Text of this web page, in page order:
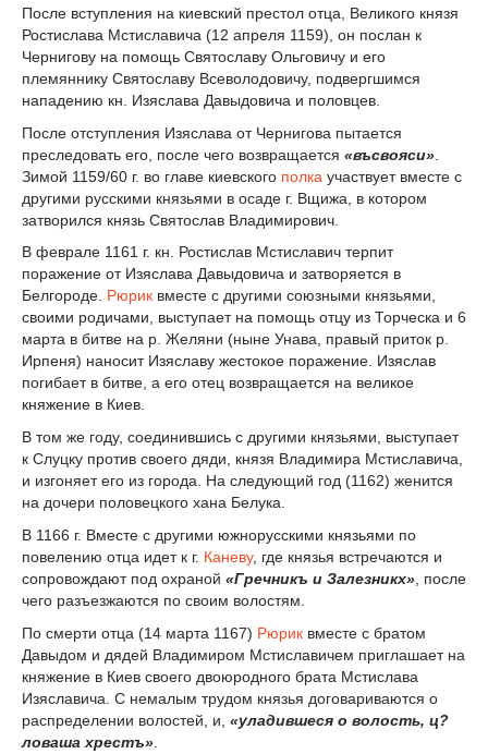
После вступления на киевский престол отца, Великого князя
Ростислава Мстиславича (12 апреля 1159), он послан к
Чернигову на помощь Святославу Ольговичу и его
племяннику Святославу Всеволодовичу, подвергшимся
нападению кн. Изяслава Давыдовича и половцев.
После отступления Изяслава от Чернигова пытается
преследовать его, после чего возвращается «въсвояси»
Зимой 1159/60 г. во главе киевского полка участвует вместе с
другими русскими князьями в осаде г. Вщижа, в котором
затворился князь Святослав Владимирович.
В феврале 1161 г. кн. Ростислав Мстиславич терпит
поражение от Изяслава Давыдовича и затворяется в
Белгороде. Рюрик вместе с другими союзными князьями,
своими родичами, выступает на помощь отцу из Торческа и 6
марта в битве на р. Желяни (ныне Унава, правый приток р.
Ирпеня) наносит Изяславу жестокое поражение. Изяслав
погибает в битве, а его отец возвращается на великое
княжение в Киев.
В том же году, соединившись с другими князьями, выступает
к Слуцку против своего дяди, князя Владимира Мстиславича,
и изгоняет его из города. На следующий год (1162) женится
на дочери половецкого хана Белука.
В 1166 г. Вместе с другими южнорусскими князьями по
повелению отца идет к г. Каневу, где князья встречаются и
сопровождают под охраной «Гречникъ и Залезникх» , после
чего разъезжаются по своим волостям.
По смерти отца (14 марта 1167) Рюрик вместе с братом
Давыдом и дядей Владимиром Мстиславичем приглашает на
княжение в Киев своего двоюродного брата Мстислава
Изяславича. С немалым трудом князья договариваются о
распределении волостей, и, «уладившеся о волость, ц?
ловаша хрестъ»